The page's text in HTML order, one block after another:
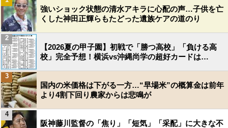
強いショック状態の清水アキラに心配の声…子供を亡
くした神田正輝らもたどった遺族ケアの道のり
【2026夏の甲子園】初戦で「勝つ高校」「負ける高
校」完全予想！横浜vs沖縄尚学の超好カードは…
2
国内の米価格は下がる一方…“早場米”の概算金は前年
より4割下回り農家からは悲鳴が
3
阪神藤川監督の「焦り」「短気」「采配」に大きな不
4